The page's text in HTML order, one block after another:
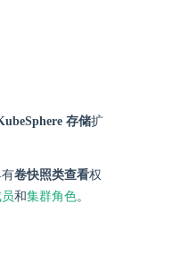
存储扩
卷快照类查看权
和集群角色。